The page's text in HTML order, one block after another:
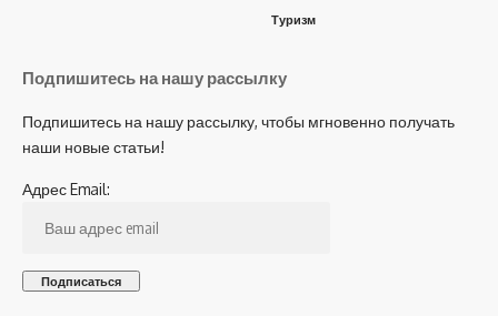
Туризм
Подпишитесь на нашу рассылку
Подпишитесь на нашу рассылку, чтобы мгновенно получать
наши новые статьи!
Адрес Email: